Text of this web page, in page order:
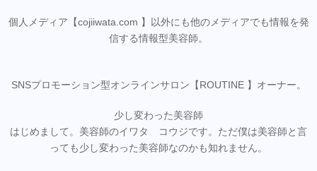
個人メディア【cojiiwata.com 】以外にも他のメディアでも情報を発
信する情報型美容師。
SNSプロモーション型オンラインサロン【ROUTINE 】オーナー。
少し変わった美容師
はじめまして。美容師のイワタ コウジです。ただ僕は美容師と言
っても少し変わった美容師なのかも知れません。